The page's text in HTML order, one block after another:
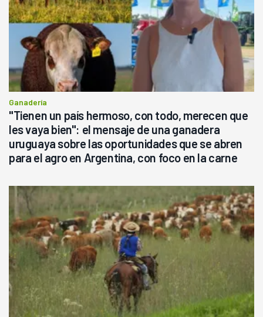
Ganadería
"Tienen un país hermoso, con todo, merecen que
les vaya bien": el mensaje de una ganadera
uruguaya sobre las oportunidades que se abren
para el agro en Argentina, con foco en la carne